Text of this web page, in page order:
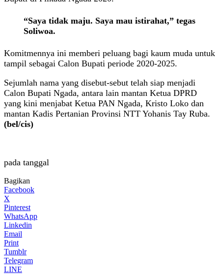
“Saya tidak maju. Saya mau istirahat,” tegas
Soliwoa.
Komitmennya ini memberi peluang bagi kaum muda untuk
tampil sebagai Calon Bupati periode 2020-2025.
Sejumlah nama yang disebut-sebut telah siap menjadi
Calon Bupati Ngada, antara lain mantan Ketua DPRD
yang kini menjabat Ketua PAN Ngada, Kristo Loko dan
mantan Kadis Pertanian Provinsi NTT Yohanis Tay Ruba.
(bel/cis)
pada tanggal
Bagikan
Facebook
X
Pinterest
WhatsApp
Linkedin
Email
Print
Tumblr
Telegram
LINE